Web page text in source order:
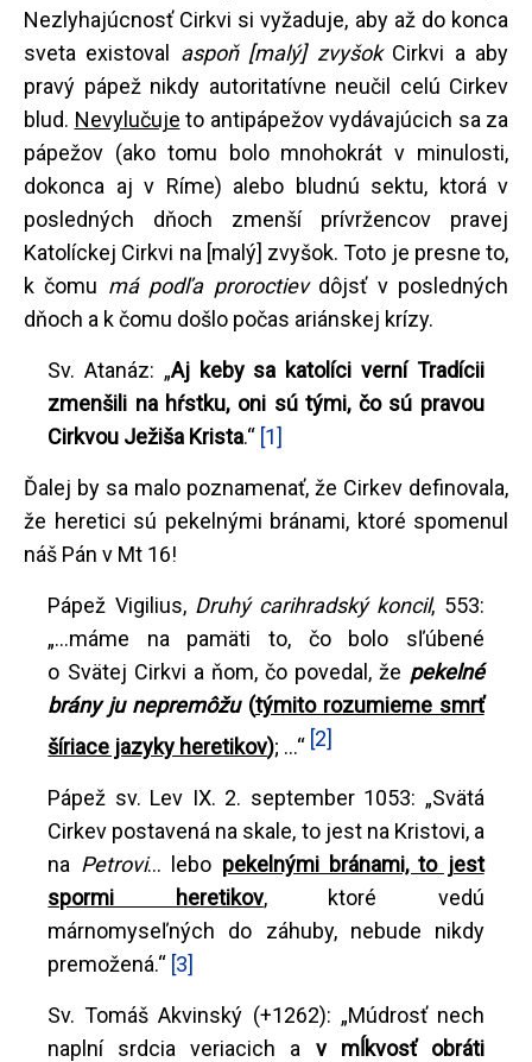
Nezlyhajúcnosť Cirkvi si vyžaduje, aby až do konca
sveta existoval aspoň [malý] zvyšok Cirkvi a aby
pravý pápež nikdy autoritatívne neučil celú Cirkev
blud. Nevylučuje to antipápežov vydávajúcich sa za
pápežov (ako tomu bolo mnohokrát v minulosti,
dokonca aj v Ríme) alebo bludnú sektu, ktorá v
posledných dňoch zmenší prívržencov pravej
Katolíckej Cirkvi na [malý] zvyšok. Toto je presne to,
k čomu má podľa proroctievdôjsť v posledných
dňoch a k čomu došlo počas ariánskej krízy.
Sv. Atanáz: „Aj keby sa katolíci verní Tradícii
zmenšili na hŕstku, oni sú tými, čo sú pravou
Cirkvou Ježiša Krista.“ [1]
Ďalej by sa malo poznamenať, že Cirkev definovala,
že heretici sú pekelnými bránami, ktoré spomenul
náš Pán v Mt 16!
Pápež Vigilius, Druhý carihradský koncil, 553:
„...máme na pamäti to, čo bolo sľúbené
o Svätej Cirkvi a ňom, čo povedal, že pekelné
brány ju nepremôžu(týmito rozumieme smrť
šíriace jazyky heretikov); ...“ [2]
Pápež sv. Lev IX. 2. september 1053: „Svätá
Cirkev postavená na skale, to jest na Kristovi, a
na Petrovi... lebo pekelnými bránami, to jest
spormi heretikov, ktoré vedú
márnomyseľných do záhuby, nebude nikdy
premožená.“ [3]
Sv. Tomáš Akvinský (+1262): „Múdrosť nech
naplní srdcia veriacich a v mĺkvosť obráti